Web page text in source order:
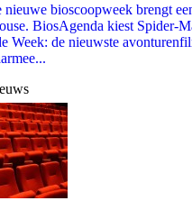
nieuwe bioscoopweek brengt
BiosAgenda kiest Spider-
Week: de nieuwste